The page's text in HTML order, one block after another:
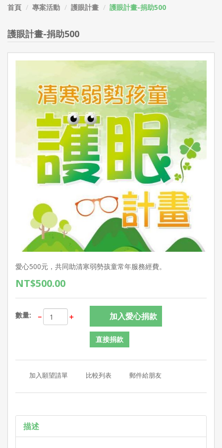
首頁 專案活動 護眼計畫 護眼計畫-捐助500
護眼計畫-捐助500
愛心500元，共同助清寒弱勢孩童常年服務經費。
NT$500.00
數量: － ＋
直接捐款
描述